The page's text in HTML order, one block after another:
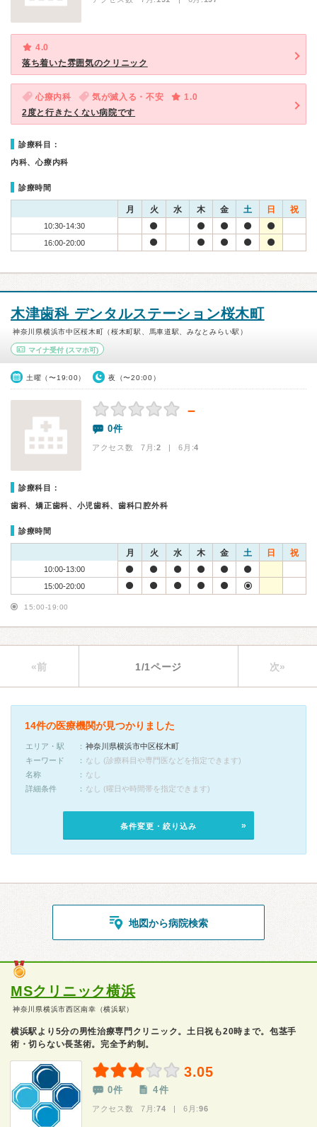
4.0
落ち着いた雰囲気のクリニック
心療内科 気が滅入る・不安
1.0
2度と行きたくない病院です
診療科目：
内科、心療内科
診療時間
月 火 水 木 金 土 日 祝
10:30-14:30
16:00-20:00
木津歯科 デンタルステーション桜木町
神奈川県横浜市中区桜木町（桜木町駅、馬車道駅、みなとみらい駅）
マイナ受付 (スマホ可)
土曜（〜19:00） 夜（〜20:00）
－
0件
アクセス数 7月:2 | 6月:4
診療科目：
歯科、矯正歯科、小児歯科、歯科口腔外科
診療時間
月 火 水 木 金 土 日 祝
10:00-13:00
15:00-20:00
15:00-19:00
«前 1/1ページ 次»
14件の医療機関が見つかりました
エリア・駅
神奈川県横浜市中区桜木町
キーワード
なし (診療科目や専門医などを指定できます)
名称
なし
詳細条件
なし (曜日や時間帯を指定できます)
条件変更・絞り込み
地図から病院検索
MSクリニック横浜
神奈川県横浜市西区南幸（横浜駅）
横浜駅より5分の男性治療専門クリニック。土日祝も20時まで。包茎手
術・切らない長茎術。完全予約制。
3.05
0件 4件
アクセス数 7月:74 | 6月:96